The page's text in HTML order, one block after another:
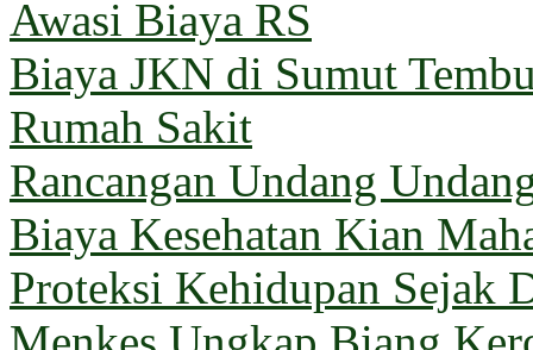
Awasi Biaya RS
Biaya JKN di Sumut
Rumah Sakit
Rancangan Undang
Biaya Kesehatan Kian
Proteksi Kehidupan Sejak